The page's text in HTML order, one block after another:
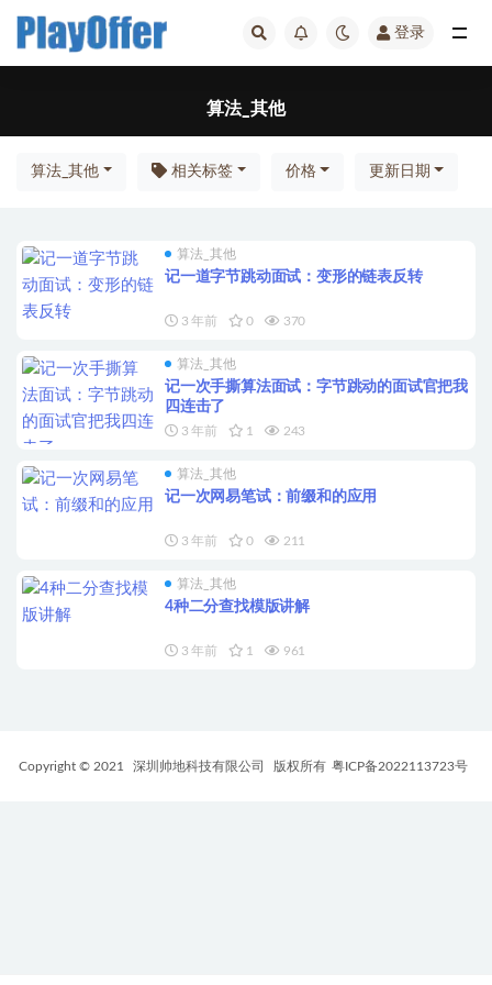
登录
算法_其他
算法_其他 相关标签 价格 更新日期
算法_其他
记一道字节跳动面试：变形的链表反转
3 年前 0 370
算法_其他
记一次手撕算法面试：字节跳动的面试官把我
四连击了
3 年前 1 243
算法_其他
记一次网易笔试：前缀和的应用
3 年前 0 211
算法_其他
4种二分查找模版讲解
3 年前 1 961
Copyright © 2021 深圳帅地科技有限公司 版权所有 粤ICP备2022113723号